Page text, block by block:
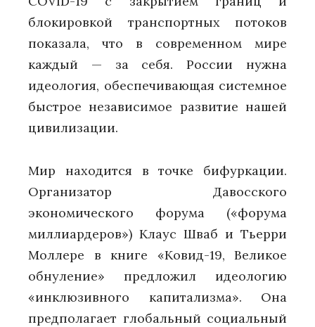
блокировкой транспортных потоков
показала, что в современном мире
каждый — за себя. России нужна
идеология, обеспечивающая системное
быстрое независимое развитие нашей
цивилизации.
Мир находится в точке бифуркации.
Организатор Давосского
экономического форума («форума
миллиардеров») Клаус Шваб и Тьерри
Моллере в книге «Ковид-19, Великое
обнуление» предложил идеологию
«инклюзивного капитализма». Она
предполагает глобальный социальный